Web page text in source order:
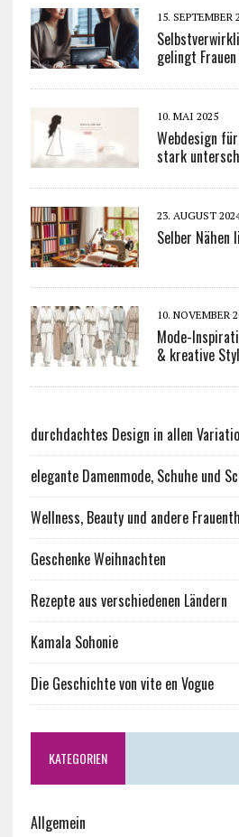
15. SEPTEMBER
gelingt
10. MAI 2025
Webdesign
stark
23. AUGUST
Selber
10. NOVEMBER
Mode-
& kreative
durchdachtes Design in allen
elegante Damenmode, Schuhe und
Wellness, Beauty und andere
Geschenke Weihnachten
Rezepte aus verschiedenen Ländern
Kamala Sohonie
Die Geschichte von vite en Vogue
KATEGORIEN
Allgemein